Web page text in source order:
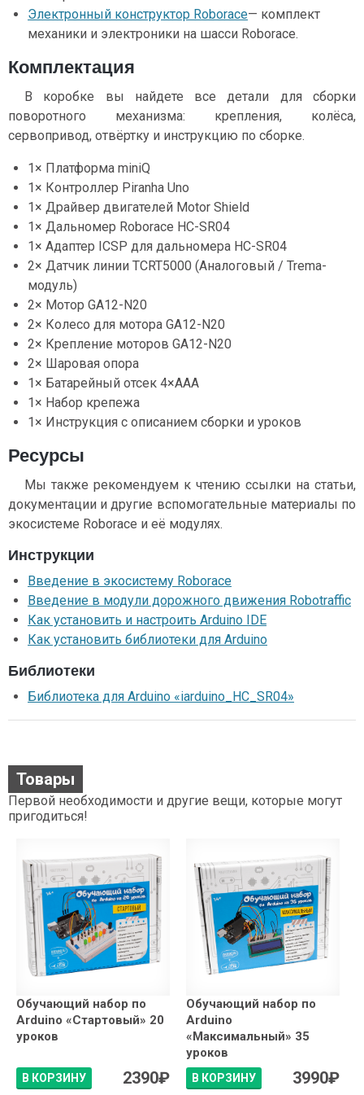
Электронный конструктор Roborace— комплект
механики и электроники на шасси Roborace.
Комплектация
В коробке вы найдете все детали для сборки
поворотного механизма: крепления, колёса,
сервопривод, отвёртку и инструкцию по сборке.
1× Платформа miniQ
1× Контроллер Piranha Uno
1× Драйвер двигателей Motor Shield
1× Дальномер Roborace HC-SR04
1× Адаптер ICSP для дальномера HC-SR04
2× Датчик линии TCRT5000 (Аналоговый / Trema-
модуль)
2× Мотор GA12-N20
2× Колесо для мотора GA12-N20
2× Крепление моторов GA12-N20
2× Шаровая опора
1× Батарейный отсек 4×ААА
1× Набор крепежа
1× Инструкция с описанием сборки и уроков
Ресурсы
Мы также рекомендуем к чтению ссылки на статьи,
документации и другие вспомогательные материалы по
экосистеме Roborace и её модулях.
Инструкции
Введение в экосистему Roborace
Введение в модули дорожного движения Robotraffic
Как установить и настроить Arduino IDE
Как установить библиотеки для Arduino
Библиотеки
Библиотека для Arduino «iarduino_HC_SR04»
Товары
Первой необходимости и другие вещи, которые могут
пригодиться!
Обучающий набор по
Arduino «Стартовый» 20
уроков
В КОРЗИНУ 2390₽
Обучающий набор по
Arduino
«Максимальный» 35
уроков
В КОРЗИНУ 3990₽